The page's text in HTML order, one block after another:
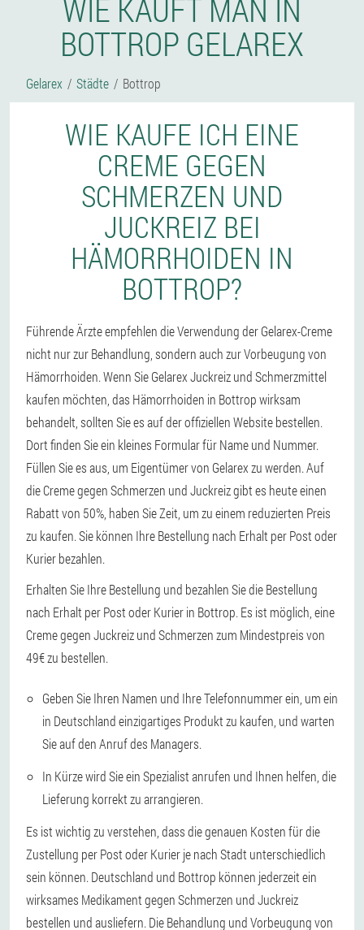
WIE KAUFT MAN IN
BOTTROP GELAREX
Gelarex Städte Bottrop
WIE KAUFE ICH EINE
CREME GEGEN
SCHMERZEN UND
JUCKREIZ BEI
HÄMORRHOIDEN IN
BOTTROP?
Führende Ärzte empfehlen die Verwendung der Gelarex-Creme
nicht nur zur Behandlung, sondern auch zur Vorbeugung von
Hämorrhoiden. Wenn Sie Gelarex Juckreiz und Schmerzmittel
kaufen möchten, das Hämorrhoiden in Bottrop wirksam
behandelt, sollten Sie es auf der offiziellen Website bestellen.
Dort finden Sie ein kleines Formular für Name und Nummer.
Füllen Sie es aus, um Eigentümer von Gelarex zu werden. Auf
die Creme gegen Schmerzen und Juckreiz gibt es heute einen
Rabatt von 50%, haben Sie Zeit, um zu einem reduzierten Preis
zu kaufen. Sie können Ihre Bestellung nach Erhalt per Post oder
Kurier bezahlen.
Erhalten Sie Ihre Bestellung und bezahlen Sie die Bestellung
nach Erhalt per Post oder Kurier in Bottrop. Es ist möglich, eine
Creme gegen Juckreiz und Schmerzen zum Mindestpreis von
49€ zu bestellen.
Geben Sie Ihren Namen und Ihre Telefonnummer ein, um ein
in Deutschland einzigartiges Produkt zu kaufen, und warten
Sie auf den Anruf des Managers.
In Kürze wird Sie ein Spezialist anrufen und Ihnen helfen, die
Lieferung korrekt zu arrangieren.
Es ist wichtig zu verstehen, dass die genauen Kosten für die
Zustellung per Post oder Kurier je nach Stadt unterschiedlich
sein können. Deutschland und Bottrop können jederzeit ein
wirksames Medikament gegen Schmerzen und Juckreiz
bestellen und ausliefern. Die Behandlung und Vorbeugung von